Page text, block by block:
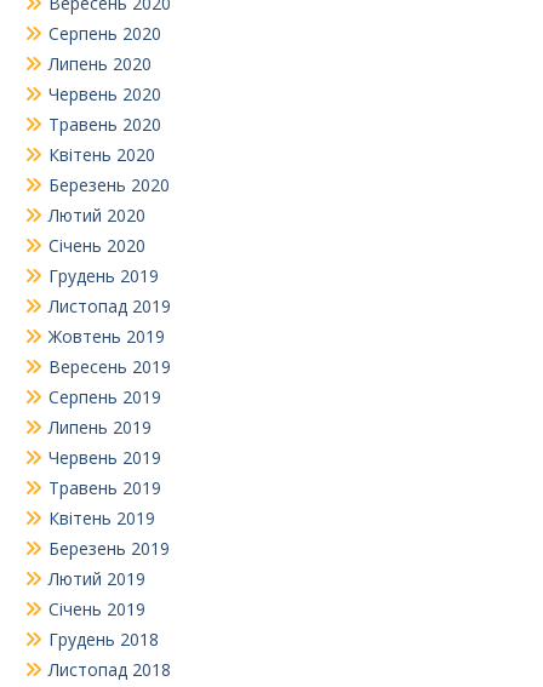
Серпень 2020
Липень 2020
Червень 2020
Травень 2020
Квітень 2020
Березень 2020
Лютий 2020
Січень 2020
Грудень 2019
Листопад 2019
Жовтень 2019
Вересень 2019
Серпень 2019
Липень 2019
Червень 2019
Травень 2019
Квітень 2019
Березень 2019
Лютий 2019
Січень 2019
Грудень 2018
Листопад 2018